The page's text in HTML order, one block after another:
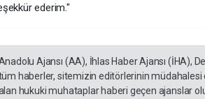
ederim."
Ajansı (AA), İhlas Haber Ajansı (İHA),
haberler, sitemizin editörlerinin müdahalesi
hukuki muhataplar haberi geçen ajanslar